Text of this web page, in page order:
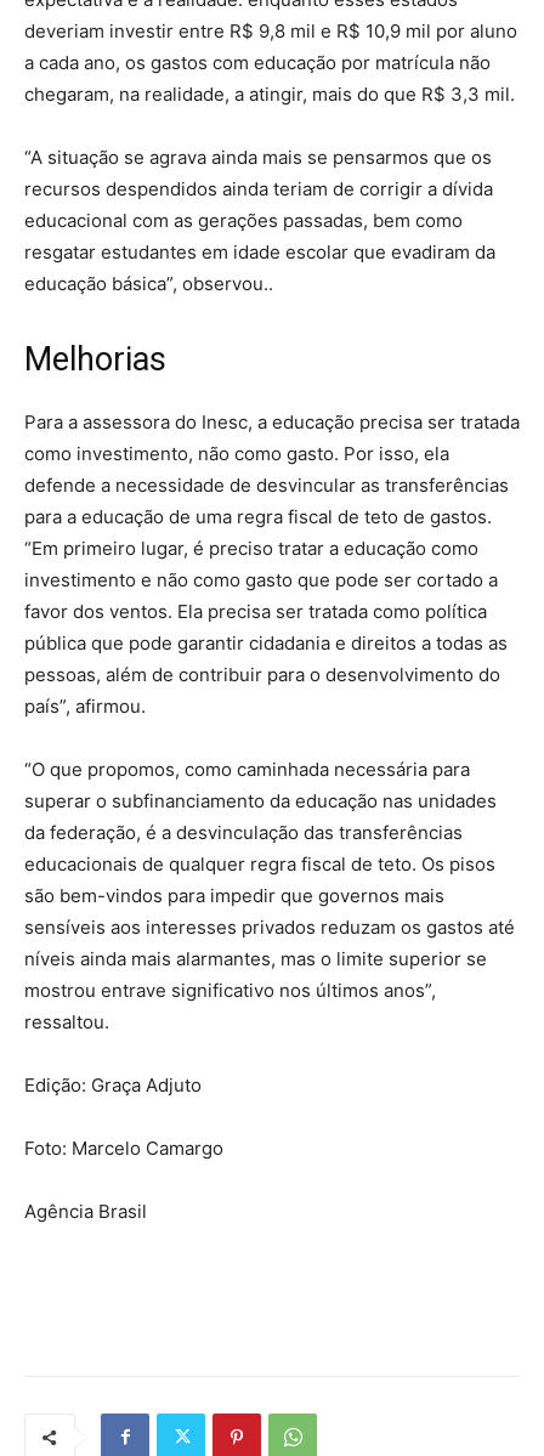
deveriam investir entre R$ 9,8 mil e R$ 10,9 mil por aluno
a cada ano, os gastos com educação por matrícula não
chegaram, na realidade, a atingir, mais do que R$ 3,3 mil.
“A situação se agrava ainda mais se pensarmos que os
recursos despendidos ainda teriam de corrigir a dívida
educacional com as gerações passadas, bem como
resgatar estudantes em idade escolar que evadiram da
educação básica”, observou..
Melhorias
Para a assessora do Inesc, a educação precisa ser tratada
como investimento, não como gasto. Por isso, ela
defende a necessidade de desvincular as transferências
para a educação de uma regra fiscal de teto de gastos.
“Em primeiro lugar, é preciso tratar a educação como
investimento e não como gasto que pode ser cortado a
favor dos ventos. Ela precisa ser tratada como política
pública que pode garantir cidadania e direitos a todas as
pessoas, além de contribuir para o desenvolvimento do
país”, afirmou.
“O que propomos, como caminhada necessária para
superar o subfinanciamento da educação nas unidades
da federação, é a desvinculação das transferências
educacionais de qualquer regra fiscal de teto. Os pisos
são bem-vindos para impedir que governos mais
sensíveis aos interesses privados reduzam os gastos até
níveis ainda mais alarmantes, mas o limite superior se
mostrou entrave significativo nos últimos anos”,
ressaltou.
Edição: Graça Adjuto
Foto: Marcelo Camargo
Agência Brasil